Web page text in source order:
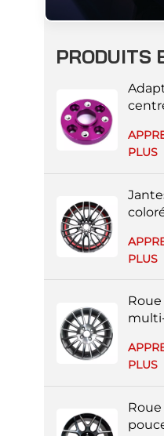
PRODUITS
PLUS
PLUS
PLUS